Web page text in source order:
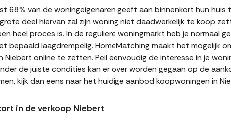
68% van de woningeigenaren geeft aan binnenkort hun huis
deel hiervan zal zijn woning niet daadwerkelijk te koop
heel proces is. In de reguliere woningmarkt heb je normaal
bepaald laagdrempelig. HomeMatching maakt het mogelijk
Niebert online te zetten. Peil eenvoudig de interesse in je
de juiste condities kan er over worden gegaan op de
kijk dan eens naar het huidige aanbod koopwoningen in
in de verkoop Niebert